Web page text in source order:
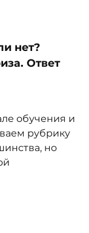
нет?
Ответ
обучения и
рубрику
но